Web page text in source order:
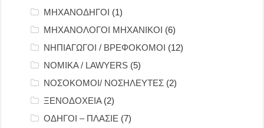
ΜΗΧΑΝΟΔΗΓΟΙ (1)
ΜΗΧΑΝΟΛΟΓΟΙ ΜΗΧΑΝΙΚΟΙ (6)
ΝΗΠΙΑΓΩΓΟΙ / ΒΡΕΦΟΚΟΜΟΙ (12)
ΝΟΜΙΚΑ / LAWYERS (5)
ΝΟΣΟΚΟΜΟΙ/ ΝΟΣΗΛΕΥΤΕΣ (2)
ΞΕΝΟΔΟΧΕΙΑ(2)
ΟΔΗΓΟΙ – ΠΛΑΣΙΕ (7)